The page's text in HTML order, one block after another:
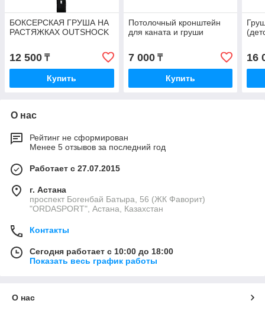
БОКСЕРСКАЯ ГРУША НА
РАСТЯЖКАХ OUTSHOCK
12 500 ₸
Купить
Потолочный кронштейн
для каната и груши
7 000₸
Купить
16
О нас
Рейтинг не сформирован
Менее 5 отзывов за последний год
Работает с 27.07.2015
г. Астана
проспект Богенбай Батыра, 56 (ЖК Фаворит)
"ORDASPORT", Астана, Казахстан
Контакты
Сегодня работает с 10:00 до 18:00
Показать весь график работы
О нас